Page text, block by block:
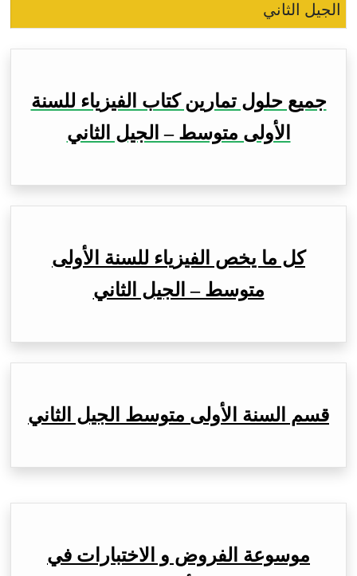
الجيل الثاني
جميع حلول تمارين كتاب الفيزياء للسنة
الأولى متوسط – الجيل الثاني
كل ما يخص الفيزياء للسنة الأولى
متوسط – الجيل الثاني
قسم السنة الأولى متوسط الجيل الثاني
موسوعة الفروض و الاختبارات في